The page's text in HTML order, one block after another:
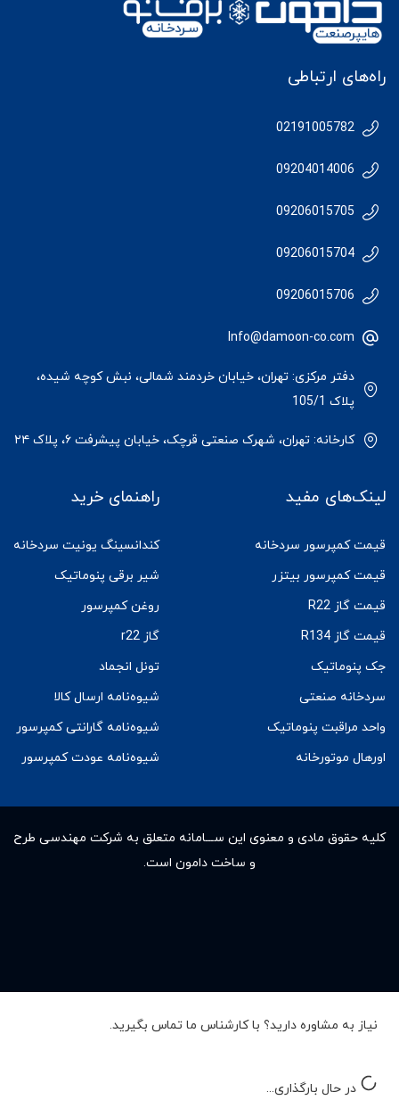
راه‌های ارتباطی
02191005782
09204014006
09206015705
09206015704
09206015706
Info@damoon-co.com
دفتر مرکزی: تهران، خیابان خردمند شمالی، نبش کوچه شیده،
پلاک 105/1
کارخانه: تهران، شهرک صنعتی قرچک، خیابان پیشرفت ۶، پلاک ۲۴
لینک‌های مفید
قیمت کمپرسور سردخانه
قیمت کمپرسور بیتزر
قیمت گاز R22
قیمت گاز R134
جک پنوماتیک
سردخانه صنعتی
واحد مراقبت پنوماتیک
اورهال موتورخانه
راهنمای خرید
کندانسینگ یونیت سردخانه
شیر برقی پنوماتیک
روغن کمپرسور
گاز r22
تونل انجماد
شیوه‌نامه ارسال کالا
شیوه‌نامه گارانتی کمپرسور
شیوه‌نامه عودت کمپرسور
کلیه حقوق مادى و معنوى این ســـامانه متعلق به شرکت مهندسی طرح
و ساخت دامون است.
نیاز به مشاوره دارید؟ با کارشناس ما تماس بگیرید.
در حال بارگذاری...